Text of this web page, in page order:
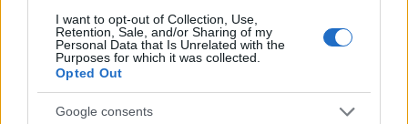
I want to opt-out of Collection, Use,
Retention, Sale, and/or Sharing of my
Personal Data that Is Unrelated with the
Purposes for which it was collected.
Opted Out
Google consents
Engedd el a múltad, azért, hogy
lehessen jövőd.
RiaRia•2015. április 06.